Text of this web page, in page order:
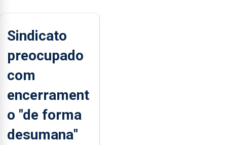
Sindicato
preocupado
com
encerrament
o "de forma
desumana"